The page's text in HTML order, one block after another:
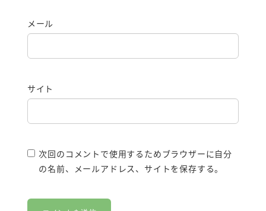
メール
サイト
次回のコメントで使用するためブラウザーに自分
の名前、メールアドレス、サイトを保存する。